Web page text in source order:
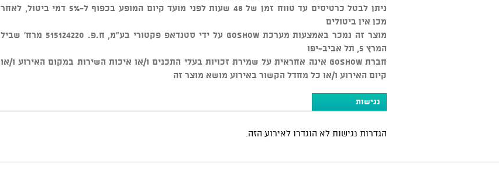
ניתן לבטל כרטיסים עד טווח זמן של 48 שעות לפני מועד קיום המופע בכפוף ל-5% דמי ביטול, לאחר
מכן אין ביטולים
מוצר זה נמכר באמצעות מערכת GOSHOW על ידי סטנדאפ פקטורי בע"מ, ח.פ. 515124220 מרח' שביל
המרץ 5, תל אביב-יפו
חברת GOSHOW אינה אחראית על שמירת זכויות בעלי התכנים ו/או איכות השירות במקום האירוע ו/או
קיום האירוע ו/או כל מחדל הקשור באירוע מושא מוצר זה
נגישות
הגדרות נגישות לא הוגדרו לאירוע הזה.